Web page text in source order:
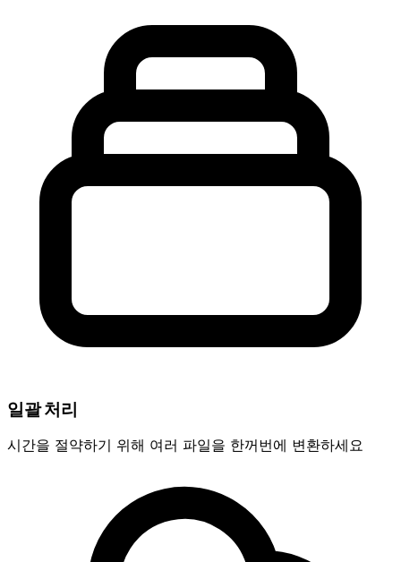
일괄 처리
시간을 절약하기 위해 여러 파일을 한꺼번에 변환하세요